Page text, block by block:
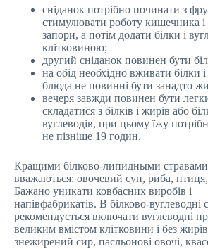
сніданок потрібно починати з
стимулювати роботу кишечника і
запори, а потім додати білки і
клітковиною;
другий сніданок повинен бути
на обід необхідно вживати білки і
блюда не повинні бути занадто
вечеря завжди повинен бути
складатися з білків і жирів або
вуглеводів, при цьому їжу
не пізніше 19 годин.
Кращими білково-липидными стравами
вважаються: овочевий суп, риба,
Бажано уникати ковбасних виробів і
напівфабрикатів. В білково-вуглеводні
рекомендується включати вуглеводні
великим вмістом клітковини і без
знежирений сир, пасльонові овочі,